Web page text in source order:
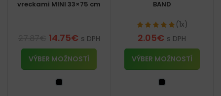
vreckami MINI 33×75 cm
14.75€ s DPH
VÝBER MOŽNOSTÍ
BAND
(1x)
2.05€ s DPH
VÝBER MOŽNOSTÍ